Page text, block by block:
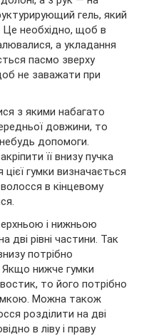
гель, який
необхідно, щоб в
а укладання
пасмо зверху
не заважати при
з якими набагато
довжини, то
допомоги.
її внизу пучка
гумки визначається
в кінцевому
і нижньою
дві рівні частини. Так
потрібно
Якщо нижче гумки
то його потрібно
Можна також
розділити на дві
в ліву і праву